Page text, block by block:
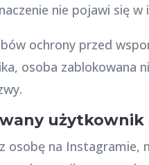
nie pojawi się
ochrony przed
osoba zablokowana
osobę na